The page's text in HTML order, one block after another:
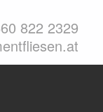
822 2329